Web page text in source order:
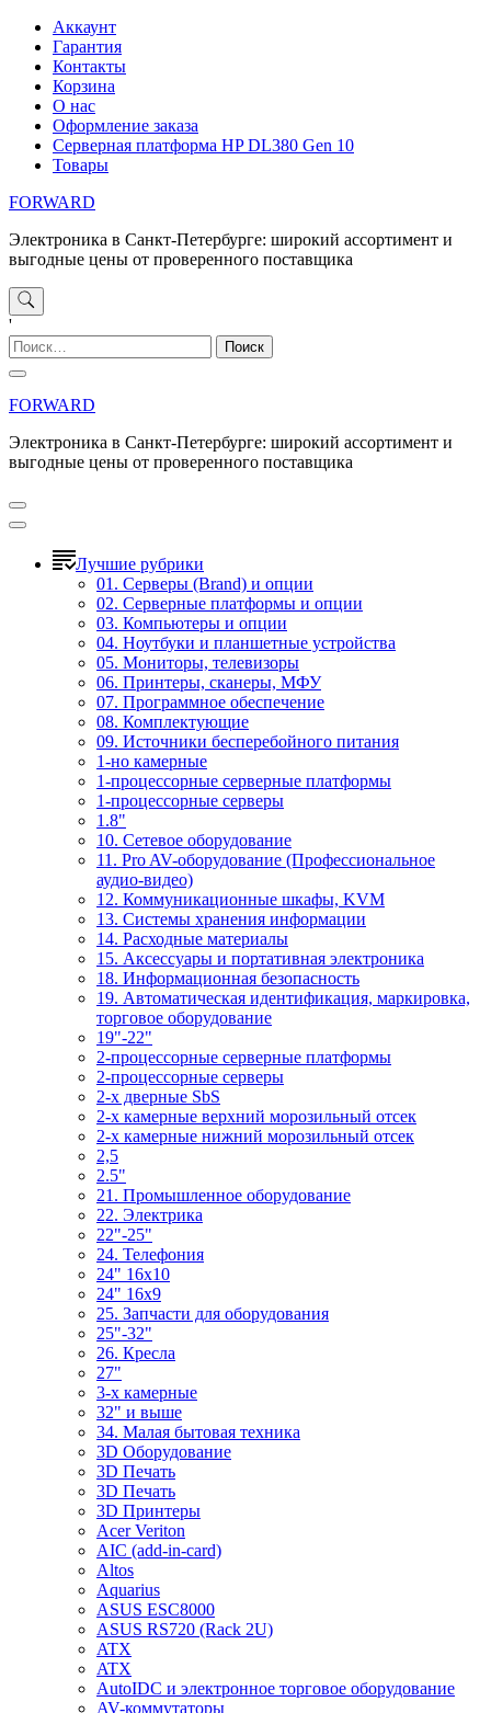
Перейти
содержимому
Аккаунт
Гарантия
Контакты
Корзина
О нас
Оформление заказа
Серверная платформа HP DL380 Gen 10
Товары
FORWARD
Электроника в Санкт-Петербурге: широкий ассортимент и
выгодные цены от проверенного поставщика
'
Найти:
FORWARD
Электроника в Санкт-Петербурге: широкий ассортимент и
выгодные цены от проверенного поставщика
Лучшие рубрики
01. Серверы (Brand) и опции
02. Серверные платформы и опции
03. Компьютеры и опции
04. Ноутбуки и планшетные устройства
05. Мониторы, телевизоры
06. Принтеры, сканеры, МФУ
07. Программное обеспечение
08. Комплектующие
09. Источники бесперебойного питания
1-но камерные
1-процессорные серверные платформы
1-процессорные серверы
1.8"
10. Сетевое оборудование
11. Pro AV-оборудование (Профессиональное
аудио-видео)
12. Коммуникационные шкафы, KVM
13. Системы хранения информации
14. Расходные материалы
15. Аксессуары и портативная электроника
18. Информационная безопасность
19. Автоматическая идентификация, маркировка,
торговое оборудование
19"-22"
2-процессорные серверные платформы
2-процессорные серверы
2-х дверные SbS
2-х камерные верхний морозильный отсек
2-х камерные нижний морозильный отсек
2,5
2.5"
21. Промышленное оборудование
22. Электрика
22"-25"
24. Телефония
24" 16x10
24" 16x9
25. Запчасти для оборудования
25"-32"
26. Кресла
27"
3-x камерные
32" и выше
34. Малая бытовая техника
3D Оборудование
3D Печать
3D Печать
3D Принтеры
Acer Veriton
AIC (add-in-card)
Altos
Aquarius
ASUS ESC8000
ASUS RS720 (Rack 2U)
ATX
ATX
AutoIDC и электронное торговое оборудование
AV-коммутаторы